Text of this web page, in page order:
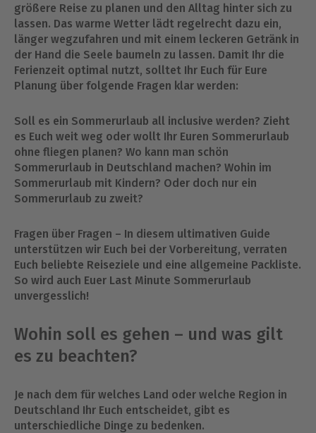
größere Reise zu planen und den Alltag hinter sich zu
lassen. Das warme Wetter lädt regelrecht dazu ein,
länger wegzufahren und mit einem leckeren Getränk in
der Hand die Seele baumeln zu lassen. Damit Ihr die
Ferienzeit optimal nutzt, solltet Ihr Euch für Eure
Planung über folgende Fragen klar werden:
Soll es ein Sommerurlaub all inclusive werden? Zieht
es Euch weit weg oder wollt Ihr Euren Sommerurlaub
ohne fliegen planen? Wo kann man schön
Sommerurlaub in Deutschland machen? Wohin im
Sommerurlaub mit Kindern? Oder doch nur ein
Sommerurlaub zu zweit?
Fragen über Fragen – In diesem ultimativen Guide
unterstützen wir Euch bei der Vorbereitung, verraten
Euch beliebte Reiseziele und eine allgemeine Packliste.
So wird auch Euer Last Minute Sommerurlaub
unvergesslich!
Wohin soll es gehen – und was gilt
es zu beachten?
Je nach dem für welches Land oder welche Region in
Deutschland Ihr Euch entscheidet, gibt es
unterschiedliche Dinge zu bedenken.